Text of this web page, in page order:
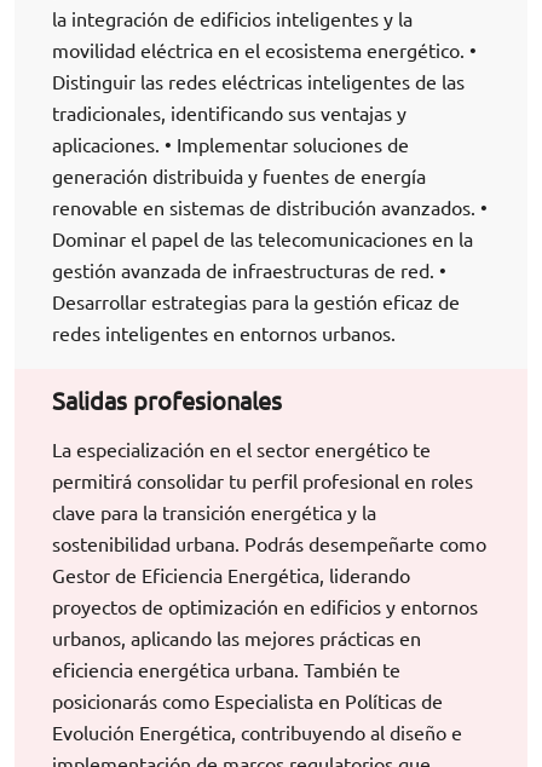
la integración de edificios inteligentes y la
movilidad eléctrica en el ecosistema energético. •
Distinguir las redes eléctricas inteligentes de las
tradicionales, identificando sus ventajas y
aplicaciones. • Implementar soluciones de
generación distribuida y fuentes de energía
renovable en sistemas de distribución avanzados. •
Dominar el papel de las telecomunicaciones en la
gestión avanzada de infraestructuras de red. •
Desarrollar estrategias para la gestión eficaz de
redes inteligentes en entornos urbanos.
Salidas profesionales
La especialización en el sector energético te
permitirá consolidar tu perfil profesional en roles
clave para la transición energética y la
sostenibilidad urbana. Podrás desempeñarte como
Gestor de Eficiencia Energética, liderando
proyectos de optimización en edificios y entornos
urbanos, aplicando las mejores prácticas en
eficiencia energética urbana. También te
posicionarás como Especialista en Políticas de
Evolución Energética, contribuyendo al diseño e